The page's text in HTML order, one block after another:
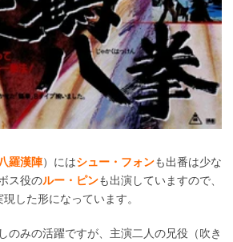
羅漢陣）にはシュー・フォンも出番は少な
ス役のルー・ピンも出演していますので、
した形になっています。
のみの活躍ですが、主演二人の兄役（吹き